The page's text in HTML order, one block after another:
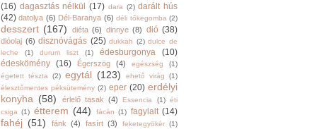
(16) dagasztás nélkül (17) dara (2) darált hús
(42) datolya (6) Dél-Baranya (6) déli tőkegomba (2)
desszert (167) diéta (6) dinnye (8) dió (38)
dióolaj (6) disznóvágás (25) dukkah (2) dulce de
leche
(1) durum liszt (1) édesburgonya
(10)
édeskömény (16) Égerszög (4) egészség
(1)
égetett tészta
(2) egytál (123) ehető virág
(1)
élesztőmentes péksütemény (2) eper (20) erdélyi
konyha (58) érlelő tasak (4) Essencia (1) éti
csiga (1) étterem (44) fácán (1) fagylalt (14)
fahéj (51) fánk (4) fasírt (3) feketegyökér (1)